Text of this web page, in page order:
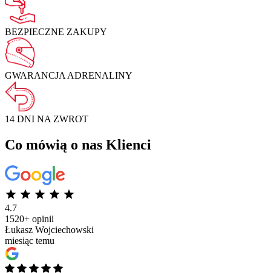
BEZPIECZNE ZAKUPY
GWARANCJA ADRENALINY
14 DNI NA ZWROT
Co mówią o nas Klienci
4.7
1520+ opinii
Łukasz Wojciechowski
miesiąc temu